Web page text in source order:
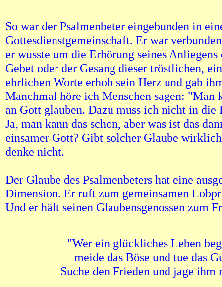
So war der Psalmenbeter eingebunden in
Gottesdienstgemeinschaft. Er war
er wusste um die Erhörung seines
Gebet oder der Gesang dieser tröstlichen,
ehrlichen Worte erhob sein Herz und gab
Manchmal höre ich Menschen sagen: "Man
an Gott glauben. Dazu muss ich nicht in die
Ja, man kann das schon, aber was ist das
einsamer Gott? Gibt solcher Glaube
denke nicht.
Der Glaube des Psalmenbeters hat eine
Dimension. Er ruft zum gemeinsamen
Und er hält seinen Glaubensgenossen zum
"Wer ein glückliches Leben
meide das Böse und tue das
Suche den Frieden und jage ihm